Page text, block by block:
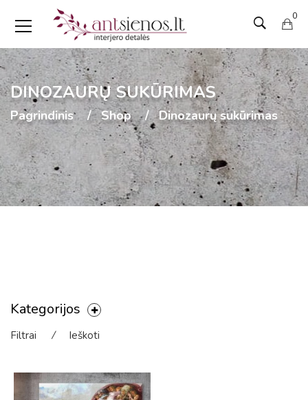
0
DINOZAURŲ SUKŪRIMAS
Pagrindinis Shop Dinozaurų sukūrimas
Kategorijos
Filtrai ⁄ Ieškoti